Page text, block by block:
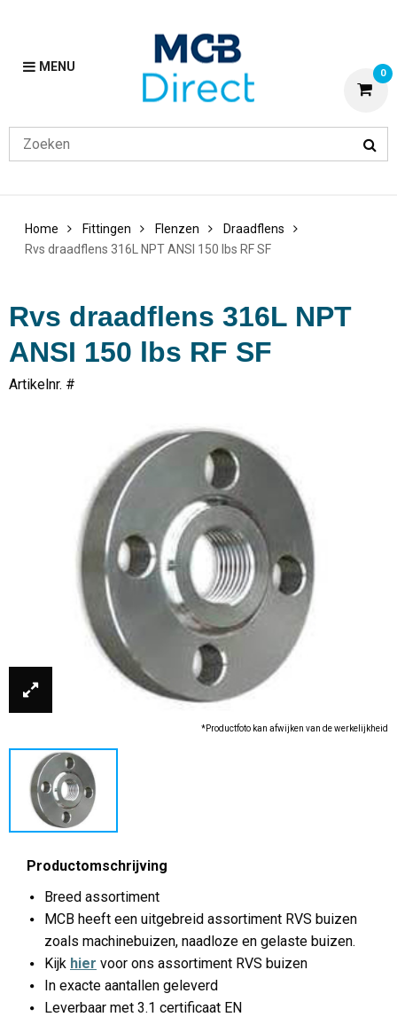
MENU 0
Home Fittingen Flenzen
Draadflens
Rvs draadflens 316L NPT ANSI 150 lbs RF SF
Rvs draadflens 316L NPT
ANSI 150 lbs RF SF
Artikelnr. #
*Productfoto kan afwijken van de werkelijkheid
Productomschrijving
Breed assortiment
MCB heeft een uitgebreid assortiment RVS buizen
zoals machinebuizen, naadloze en gelaste buizen.
Kijk hier voor ons assortiment RVS buizen
In exacte aantallen geleverd
Leverbaar met 3.1 certificaat EN